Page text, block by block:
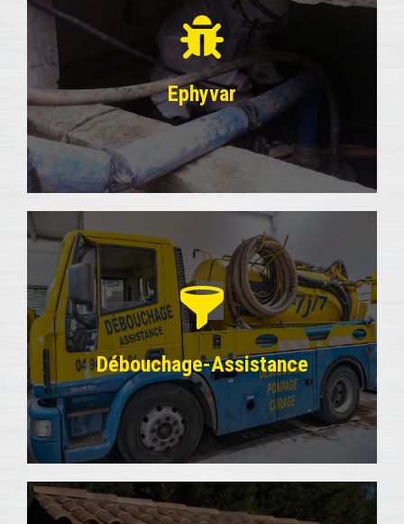
d’activités de la Millonne, près de Toulon dans le
Var. Notre entreprise familiale créée en 1981 avec
une première enseigne Ephyvar s'est rapidement
développée et s’est agrandie pour donner
naissance à deux nouvelles entités en 1993 :
Débouchage-Assistance et Eurobox.
EN SAVOIR PLUS
Ephyvar
Ephyvar
Vous êtes gêné par des insectes ou des rongeurs
nuisibles : faites appel à Ephyvar, pour un
traitement 3D (Désinfection + Dératisation +
Désinsectisation). De plus, nous pouvons
entretenir vide-ordures ou VMC sanitaire, avec un
diagnostic mauvaises odeurs et un ramonage de
conduits.
EN SAVOIR PLUS
Débouchage-Assistance
Débouchage-Assistance